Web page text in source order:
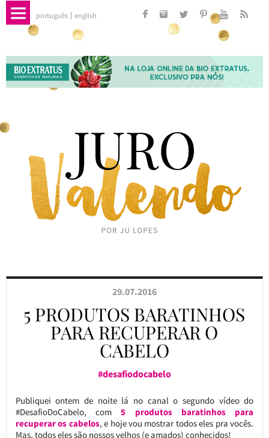
português english
29.07.2016
5 PRODUTOS BARATINHOS
PARA RECUPERAR O
CABELO
#desafiodocabelo
Publiquei ontem de noite lá no canal o segundo vídeo do
#DesafioDoCabelo, com5 produtos baratinhos para
recuperar os cabelos, e hoje vou mostrar todos eles pra vocês.
Mas, todos eles são nossos velhos (e amados) conhecidos!